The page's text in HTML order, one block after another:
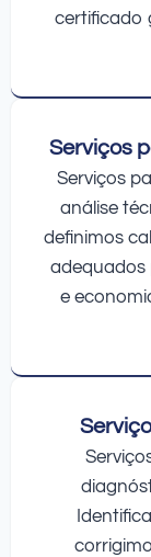
certificado
Serviços
Serviços
análise
definimos
adequados
e